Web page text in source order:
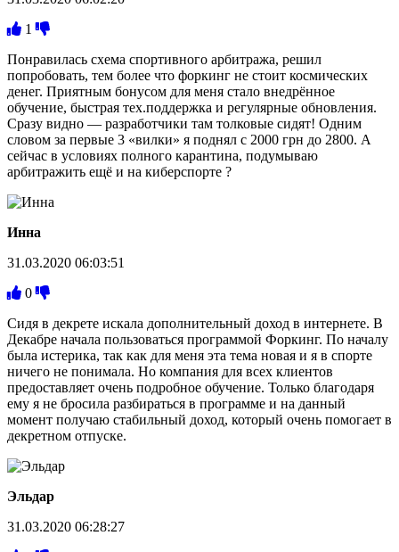
1
Понравилась схема спортивного арбитража, решил
попробовать, тем более что форкинг не стоит космических
денег. Приятным бонусом для меня стало внедрённое
обучение, быстрая тех.поддержка и регулярные обновления.
Сразу видно — разработчики там толковые сидят! Одним
словом за первые 3 «вилки» я поднял с 2000 грн до 2800. А
сейчас в условиях полного карантина, подумываю
арбитражить ещё и на киберспорте ?
Инна
31.03.2020 06:03:51
0
Сидя в декрете искала дополнительный доход в интернете. В
Декабре начала пользоваться программой Форкинг. По началу
была истерика, так как для меня эта тема новая и я в спорте
ничего не понимала. Но компания для всех клиентов
предоставляет очень подробное обучение. Только благодаря
ему я не бросила разбираться в программе и на данный
момент получаю стабильный доход, который очень помогает в
декретном отпуске.
Эльдар
31.03.2020 06:28:27